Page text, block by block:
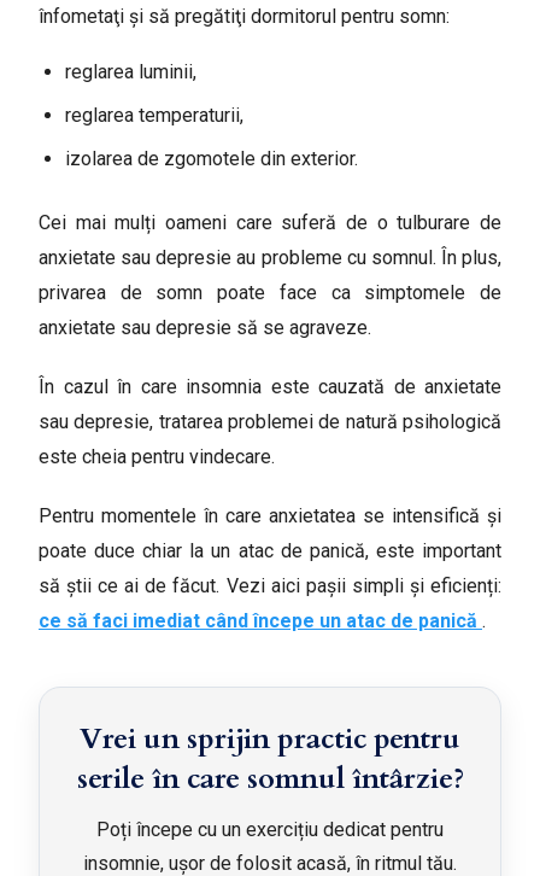
înfometaţi şi să pregătiţi dormitorul pentru somn:
reglarea luminii,
reglarea temperaturii,
izolarea de zgomotele din exterior.
Cei mai mulți oameni care suferă de o tulburare de
anxietate sau depresie au probleme cu somnul. În plus,
privarea de somn poate face ca simptomele de
anxietate sau depresie să se agraveze.
În cazul în care insomnia este cauzată de anxietate
sau depresie, tratarea problemei de natură psihologică
este cheia pentru vindecare.
Pentru momentele în care anxietatea se intensifică și
poate duce chiar la un atac de panică, este important
să știi ce ai de făcut. Vezi aici pașii simpli și eficienți:
ce să faci imediat când începe un atac de panică .
Vrei un sprijin practic pentru
serile în care somnul întârzie?
Poți începe cu un exercițiu dedicat pentru
insomnie, ușor de folosit acasă, în ritmul tău.